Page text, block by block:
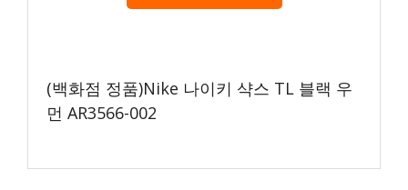
(백화점 정품)Nike 나이키 샥스 TL 블랙 우
먼 AR3566-002